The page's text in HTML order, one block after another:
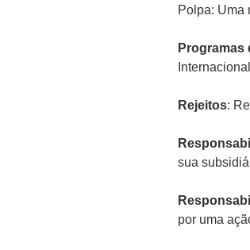
Polpa: Uma
Programas
Rejeitos:
sua
por uma